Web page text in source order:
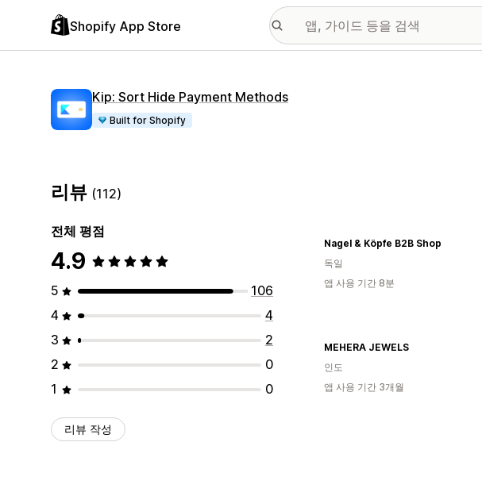
Shopify App Store
Kip: Sort Hide Payment Methods
Built for Shopify
리뷰 (112)
전체 평점
4.9
5
106
4
4
3
2
2
0
1
0
리뷰 작성
Nagel & Köpfe B2B Shop
독일
앱 사용 기간 8분
MEHERA JEWELS
인도
앱 사용 기간 3개월